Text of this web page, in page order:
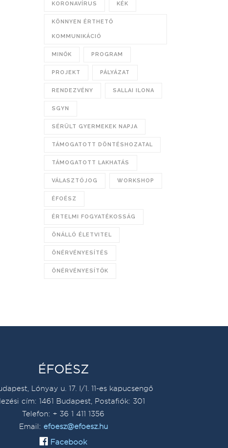
KORONAVÍRUS KÉK
KÖNNYEN ÉRTHETŐ
KOMMUNIKÁCIÓ
MINŐK PROGRAM
PROJEKT PÁLYÁZAT
RENDEZVÉNY SALLAI ILONA
SGYN
SÉRÜLT GYERMEKEK NAPJA
TÁMOGATOTT DÖNTÉSHOZATAL
TÁMOGATOTT LAKHATÁS
VÁLASZTÓJOG WORKSHOP
ÉFOÉSZ
ÉRTELMI FOGYATÉKOSSÁG
ÖNÁLLÓ ÉLETVITEL
ÖNÉRVÉNYESÍTÉS
ÖNÉRVÉNYESÍTŐK
ÉFOÉSZ
Lónyay u. 17. I/1. 11-es kapucsengő
cím: 1461 Budapest, Postafiók: 301
Telefon: + 36 1 411 1356
Email: efoesz@efoesz.hu
Facebook